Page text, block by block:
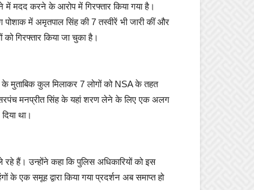
में मदद करने के आरोप में गिरफ्तार किया गया है।
में अमृतपाल सिंह की 7 तस्वीरें भी जारी कीं और
गिरफ्तार किया जा चुका है।
मुताबिक कुल मिलाकर 7 लोगों को NSA के तहत
सरपंच मनप्रीत सिंह के यहां शरण लेने के लिए एक अलग
था।
रहे हैं। उन्होंने कहा कि पुलिस अधिकारियों को इस
के एक समूह द्वारा किया गया प्रदर्शन अब समाप्त हो